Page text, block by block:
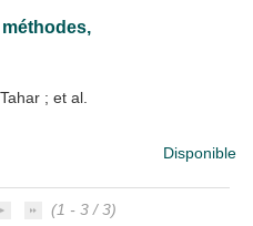
; et al.
Disponible
(1 - 3 / 3)